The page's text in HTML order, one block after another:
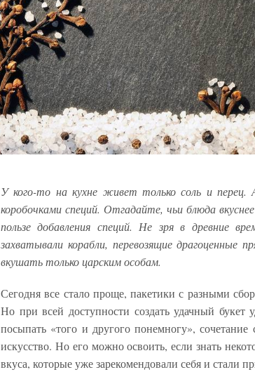
У кого-то на кухне живет только соль и
коробочками специй. Отгадайте, чьи блюда
пользе добавления специй. Не зря в древние
захватывали корабли, перевозящие драгоценные
вкушать только царским особам.
Сегодня все стало проще, пакетики с разными
Но при всей доступности создать удачный букет
посыпать «того и другого понемногу»,
искусство. Но его можно освоить, если знать
вкуса, которые уже зарекомендовали себя и стали